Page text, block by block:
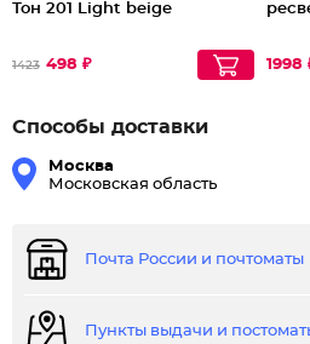
Тон 201 Light beige
1423 498 ₽ 1998
Способы доставки
Москва
Московская область
Почта России и почтоматы
Пункты выдачи и